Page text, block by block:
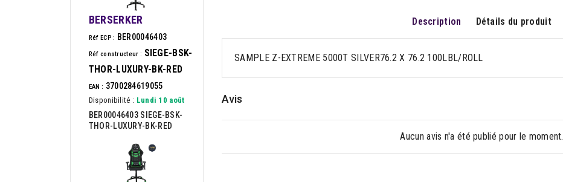
BERSERKER
Réf ECP : BER00046403
Réf constructeur : SIEGE-BSK-
THOR-LUXURY-BK-RED
EAN : 3700284619055
Disponibilité : Lundi 10 août
BER00046403 SIEGE-BSK-
THOR-LUXURY-BK-RED
Description Détails du produit
SAMPLE Z-EXTREME 5000T SILVER76.2 X 76.2 100LBL/ROLL
Avis
Aucun avis n'a été publié pour le moment.